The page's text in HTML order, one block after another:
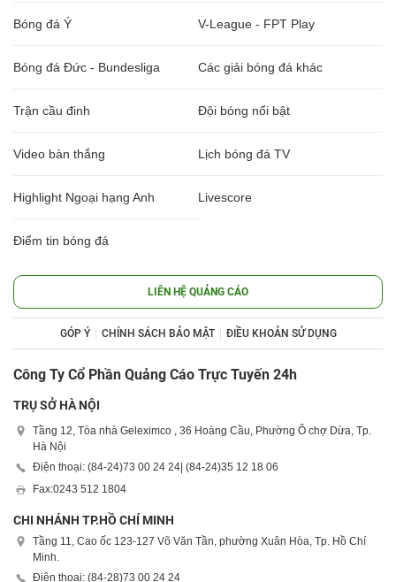
Bóng đá Ý V-League - FPT Play
Bóng đá Đức - Bundesliga Các giải bóng đá khác
Trận cầu đinh Đội bóng nổi bật
Video bàn thắng Lịch bóng đá TV
Highlight Ngoại hạng Anh Livescore
Điểm tin bóng đá
LIÊN HỆ QUẢNG CÁO
GÓP Ý CHÍNH SÁCH BẢO MẬT ĐIỀU KHOẢN SỬ DỤNG
Công Ty Cổ Phần Quảng Cáo Trực Tuyến 24h
TRỤ SỞ HÀ NỘI
Tầng 12, Tòa nhà Geleximco , 36 Hoàng Cầu, Phường Ô chợ Dừa, Tp.
Hà Nội
Điện thoại: (84-24)73 00 24 24 | (84-24)35 12 18 06
Fax:0243 512 1804
CHI NHÁNH TP.HỒ CHÍ MINH
Tầng 11, Cao ốc 123-127 Võ Văn Tần, phường Xuân Hòa, Tp. Hồ Chí
Minh.
Điện thoại: (84-28)73 00 24 24